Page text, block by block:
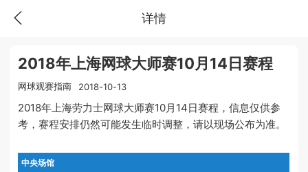
详情
2018年上海网球大师赛10月14日赛程
网球观赛指南 2018-10-13
2018年上海劳力士网球大师赛10月14日赛程，信息仅供参
考，赛程安排仍然可能发生临时调整，请以现场公布为准。
中央场馆